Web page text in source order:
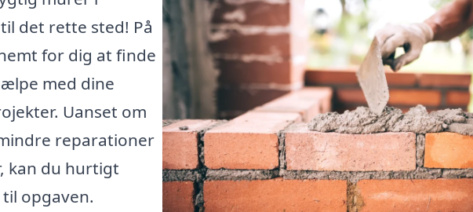
det rette sted! På
for dig at finde
med dine
Uanset om
reparationer
kan du hurtigt
opgaven.